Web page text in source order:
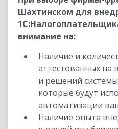
Шахтинском для
внимание на:
Наличие и
аттестованных на
и решений
которые будут
автоматизации
Наличие опыта